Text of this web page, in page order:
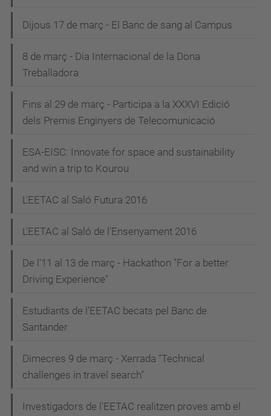
Dijous 17 de març - El Banc de sang al Campus
8 de març - Dia Internacional de la Dona
Treballadora
Fins al 29 de març - Participa a la XXXVI Edició
dels Premis Enginyers de Telecomunicació
ESA-EISC: Innovate for space and sustainability
and win a trip to Kourou
L'EETAC al Saló Futura 2016
L'EETAC al Saló de l'Ensenyament 2016
De l'11 al 13 de març - Hackathon "For a better
Driving Experience"
Estudiants de l’EETAC becats pel Banc de
Santander
Dimecres 9 de març - Xerrada "Technical
challenges in travel search"
Investigadors de l'EETAC realitzen proves amb el